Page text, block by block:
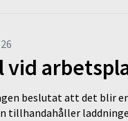
vid
beslutat att det blir
tillhandahåller